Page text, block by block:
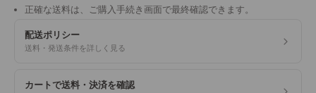
正確な送料は、ご購入手続き画面で最終確認できます。
配送ポリシー
送料・発送条件を詳しく見る
カートで送料・決済を確認